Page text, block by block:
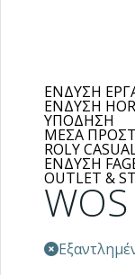
ΕΝΔΥΣΗ
ΕΝΔΥΣΗ
ΥΠΟΔΗΣΗ
ΜΕΣΑ
ROLY
ΕΝΔΥΣΗ
OUTLET &
WOS